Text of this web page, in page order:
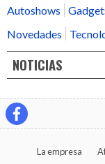
Autoshows
Novedades
NOTICIAS
La empresa